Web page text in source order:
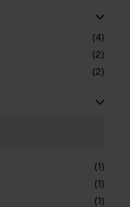
(4)
(2)
(2)
(1)
(1)
(1)